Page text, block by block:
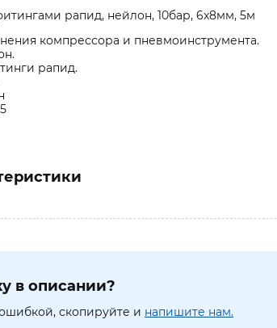
рапид, нейлон, 10бар, 6x8мм, 5м
компрессора и пневмоинструмента.
рапид.
в описании?
скопируйте и напишите нам.